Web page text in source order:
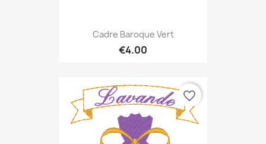
Cadre Baroque Vert
€4.00
favorite_border